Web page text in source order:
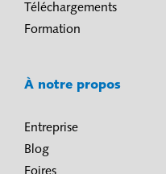
Téléchargements
Formation
À notre propos
Entreprise
Blog
Foires